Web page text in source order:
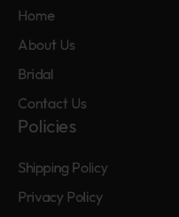
Home
About Us
Bridal
Contact Us
Policies
Shipping Policy
Privacy Policy